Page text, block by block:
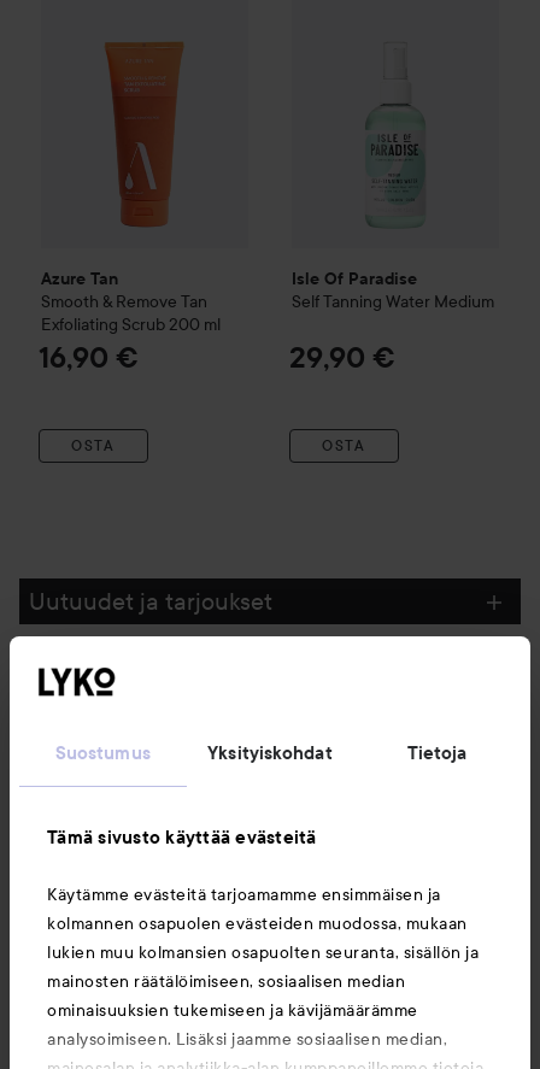
Suostumus Yksityiskohdat Tietoja
Tämä sivusto käyttää evästeitä
Käytämme evästeitä tarjoamamme ensimmäisen ja
kolmannen osapuolen evästeiden muodossa, mukaan
lukien muu kolmansien osapuolten seuranta, sisällön ja
mainosten räätälöimiseen, sosiaalisen median
ominaisuuksien tukemiseen ja kävijämäärämme
analysoimiseen. Lisäksi jaamme sosiaalisen median,
Azure Tan
Smooth & Remove Tan
Exfoliating Scrub 200 ml
16,90 €
OSTA
Isle Of Paradise
Self Tanning Water Medium
29,90 €
OSTA
Uutuudet ja tarjoukset
Seuraa meitä
Saattaisit myös tykätä